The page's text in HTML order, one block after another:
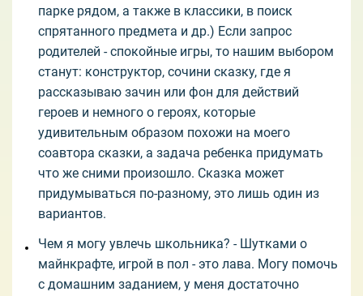
парке рядом, а также в классики, в поиск
спрятанного предмета и др.) Если запрос
родителей - спокойные игры, то нашим выбором
станут: конструктор, сочини сказку, где я
рассказываю зачин или фон для действий
героев и немного о героях, которые
удивительным образом похожи на моего
соавтора сказки, а задача ребенка придумать
что же сними произошло. Сказка может
придумываться по-разному, это лишь один из
вариантов.
Чем я могу увлечь школьника? - Шутками о
майнкрафте, игрой в пол - это лава. Могу помочь
с домашним заданием, у меня достаточно